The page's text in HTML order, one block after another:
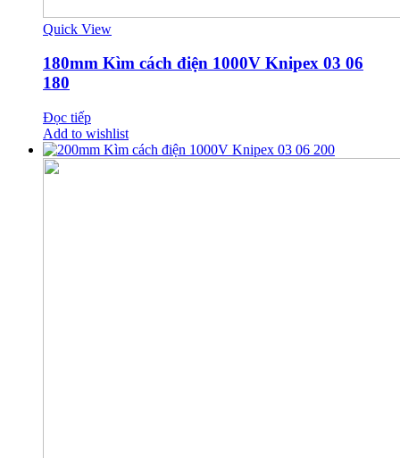
Quick View
180mm Kìm cách điện 1000V Knipex 03 06
180
Đọc tiếp
Add to wishlist